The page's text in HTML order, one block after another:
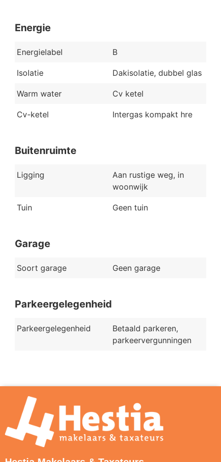
Energie
Energielabel B
Isolatie Dakisolatie, dubbel glas
Warm water Cv ketel
Cv-ketel Intergas kompakt hre
Buitenruimte
Ligging
Aan rustige weg, in
woonwijk
Tuin Geen tuin
Garage
Soort garage Geen garage
Parkeergelegenheid
Parkeergelegenheid
Betaald parkeren,
parkeervergunningen